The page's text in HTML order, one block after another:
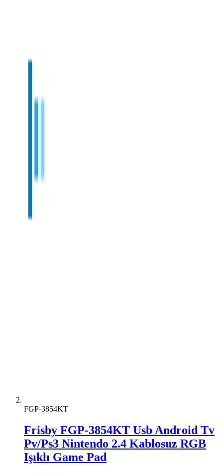
FGP-3854KT
Frisby FGP-3854KT Usb Android Tv
Pv/Ps3 Nintendo 2.4 Kablosuz RGB
Işıklı Game Pad